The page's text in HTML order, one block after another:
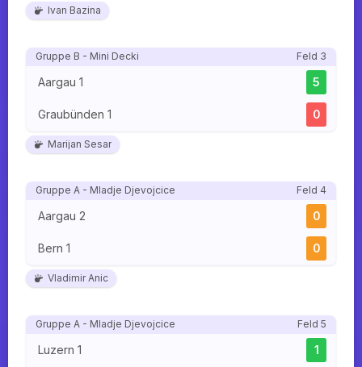
Ivan Bazina
Gruppe B - Mini Decki Feld 3
Aargau 1 5
Graubünden 1 0
Marijan Sesar
Gruppe A - Mladje Djevojcice Feld 4
Aargau 2 0
Bern 1 0
Vladimir Anic
Gruppe A - Mladje Djevojcice Feld 5
Luzern 1 1